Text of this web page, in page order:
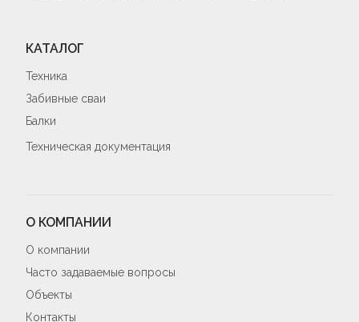
КАТАЛОГ
Техника
Забивные сваи
Балки
Техническая документация
О КОМПАНИИ
О компании
Часто задаваемые вопросы
Объекты
Контакты